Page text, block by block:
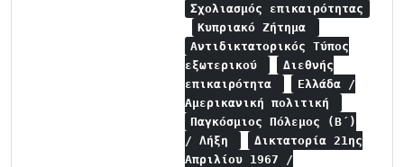
Σχολιασμός επικαιρότητας
Κυπριακό Ζήτημα
Αντιδικτατορικός Τύπος
εξωτερικού
Διεθνής
επικαιρότητα
Ελλάδα /
Αμερικανική πολιτική
Παγκόσμιος Πόλεμος (Β΄)
/ Λήξη
Δικτατορία 21ης
Απριλίου 1967 /